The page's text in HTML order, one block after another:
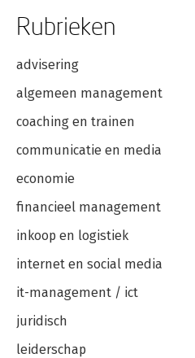
•
•
•
Rubrieken
advisering
algemeen management
coaching en trainen
communicatie en media
economie
financieel management
inkoop en logistiek
internet en social media
it-management / ict
juridisch
leiderschap